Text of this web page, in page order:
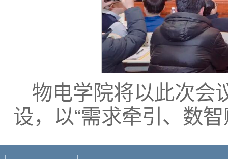
物电学院将以此次会
设，以“需求牵引、数